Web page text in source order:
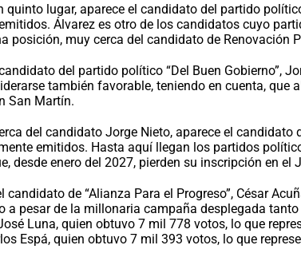
quinto lugar, aparece el candidato del partido
Álvarez es otro de los candidatos cuyo
posición, muy cerca del candidato de Renovación
del partido político “Del Buen Gobierno”,
también favorable, teniendo en cuenta, que
San Martín.
del candidato Jorge Nieto, aparece el
emitidos. Hasta aquí llegan los partidos
desde enero del 2027, pierden su inscripción en
candidato de “Alianza Para el Progreso”, César
a pesar de la millonaria campaña desplegada
Luna, quien obtuvo 7 mil 778 votos, lo que
Espá, quien obtuvo 7 mil 393 votos, lo que